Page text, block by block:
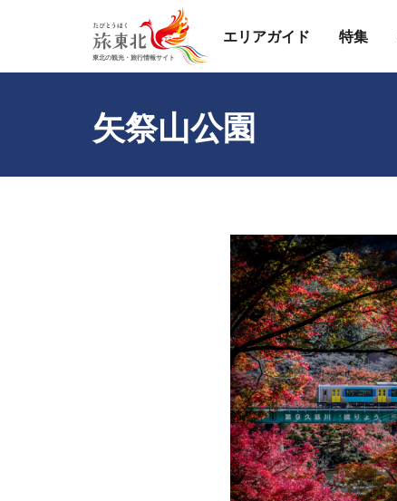
エリアガイド 特集
矢祭山公園